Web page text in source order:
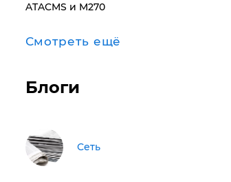
ATACMS и M270
Смотреть ещё
Блоги
Сеть